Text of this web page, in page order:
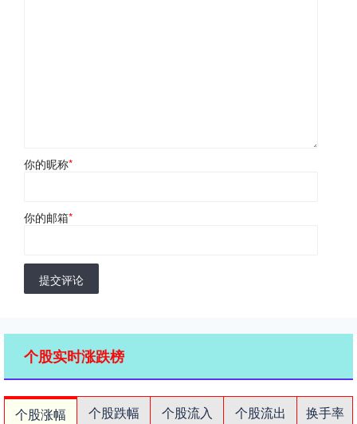
你的昵称*
你的邮箱*
提交评论
个股实时涨跌榜
个股涨幅 个股跌幅 个股流入 个股流出
换手率